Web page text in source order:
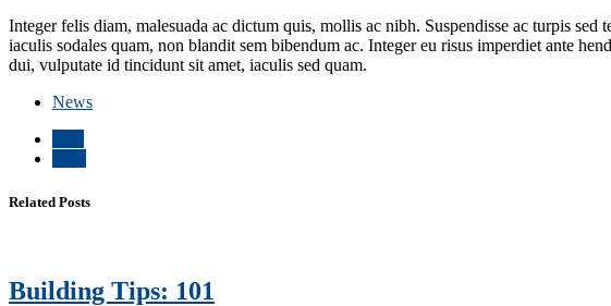
Integer felis diam, malesuada ac dictum quis, mollis ac nibh. Suspendisse ac turpis
iaculis sodales quam, non blandit sem bibendum ac. Integer eu risus imperdiet ante
dui, vulputate id tincidunt sit amet, iaculis sed quam.
News
Related Posts
Building Tips: 101